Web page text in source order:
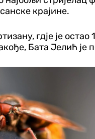
крајине.
гдје је остао
Бата Јелић је